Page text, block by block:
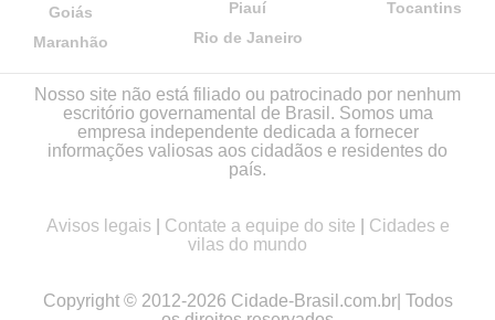
Goiás
Maranhão
Piauí
Rio de Janeiro
Tocantins
Nosso site não está filiado ou patrocinado por nenhum
escritório governamental de Brasil. Somos uma
empresa independente dedicada a fornecer
informações valiosas aos cidadãos e residentes do
país.
Avisos legais Contate a equipe do site
Cidades e
vilas do mundo
Copyright © 2012-2026 Cidade-Brasil.com.br| Todos